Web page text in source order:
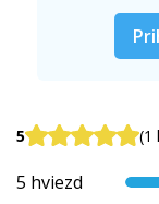
5 (1
5 hviezd